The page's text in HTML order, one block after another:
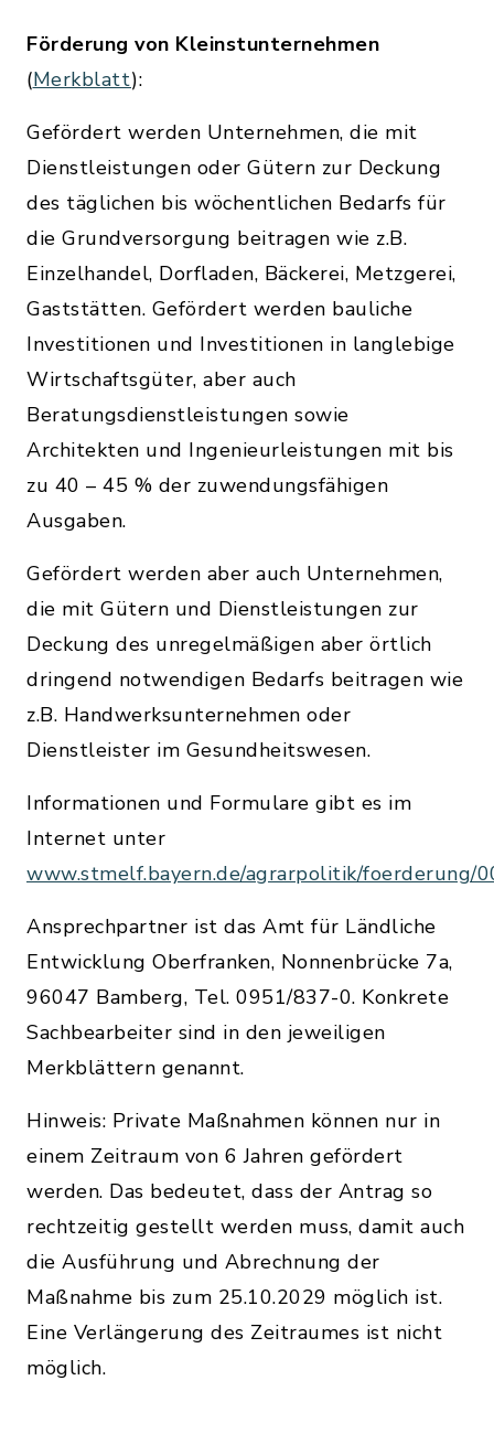
Förderung von Kleinstunternehmen
(Merkblatt):
Gefördert werden Unternehmen, die mit
Dienstleistungen oder Gütern zur Deckung
des täglichen bis wöchentlichen Bedarfs für
die Grundversorgung beitragen wie z.B.
Einzelhandel, Dorfladen, Bäckerei, Metzgerei,
Gaststätten. Gefördert werden bauliche
Investitionen und Investitionen in langlebige
Wirtschaftsgüter, aber auch
Beratungsdienstleistungen sowie
Architekten und Ingenieurleistungen mit bis
zu 40 – 45 % der zuwendungsfähigen
Ausgaben.
Gefördert werden aber auch Unternehmen,
die mit Gütern und Dienstleistungen zur
Deckung des unregelmäßigen aber örtlich
dringend notwendigen Bedarfs beitragen wie
z.B. Handwerksunternehmen oder
Dienstleister im Gesundheitswesen.
Informationen und Formulare gibt es im
Internet unter
www.stmelf.bayern.de/agrarpolitik/foerderung/
Ansprechpartner ist das Amt für Ländliche
Entwicklung Oberfranken, Nonnenbrücke 7a,
96047 Bamberg, Tel. 0951/837-0. Konkrete
Sachbearbeiter sind in den jeweiligen
Merkblättern genannt.
Hinweis: Private Maßnahmen können nur in
einem Zeitraum von 6 Jahren gefördert
werden. Das bedeutet, dass der Antrag so
rechtzeitig gestellt werden muss, damit auch
die Ausführung und Abrechnung der
Maßnahme bis zum 25.10.2029 möglich ist.
Eine Verlängerung des Zeitraumes ist nicht
möglich.